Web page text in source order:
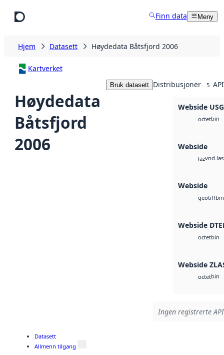
Finn data Meny
Hjem Datasett Høydedata Båtsfjord 2006
Kartverket
Høydedata
Båtsfjord
2006
Bruk datasett Distribusjoner 5
Webside
octetbin
Webside
laz
Webside
geotiffbin
Webside
octetbin
Webside
octetbin
Ingen registrerte
Datasett
Allmenn tilgang